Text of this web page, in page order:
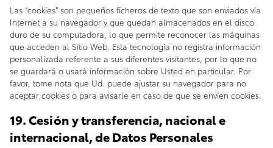
Las “cookies” son pequeños ficheros de texto que son enviados vía
Internet a su navegador y que quedan almacenados en el disco
duro de su computadora, lo que permite reconocer las máquinas
que acceden al Sitio Web. Esta tecnología no registra información
personalizada referente a sus diferentes visitantes, por lo que no
se guardará o usará información sobre Usted en particular. Por
favor, tome nota que Ud. puede ajustar su navegador para no
aceptar cookies o para avisarle en caso de que se envíen cookies.
19. Cesión y transferencia, nacional e
internacional, de Datos Personales